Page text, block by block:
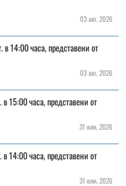
03 авг, 2026
14:00 часа, представени от
03 авг, 2026
15:00 часа, представени от
31 юли, 2026
14:00 часа, представени от
31 юли, 2026